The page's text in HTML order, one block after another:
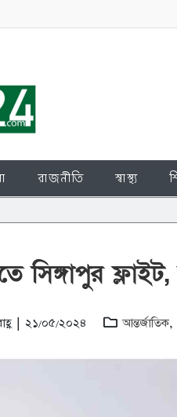
রাজনীতি স্বাস্থ্য
সিঙ্গাপুর
| ২১/০৫/২০২৪ আন্তর্জাতিক,